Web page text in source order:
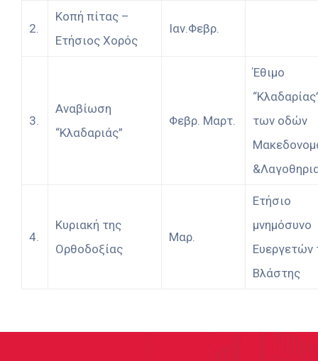
2.
Κοπή πίτας –
Ετήσιος Χορός
Ιαν.Φεβρ.
3.
Αναβίωση
“Κλαδαριάς”
Φεβρ. Μαρτ.
Έθιμο
των οδών
4.
Κυριακή της
Ορθοδοξίας
Μαρ.
Ετήσιο
μνημόσυνο
Ευεργετών
Βλάστης